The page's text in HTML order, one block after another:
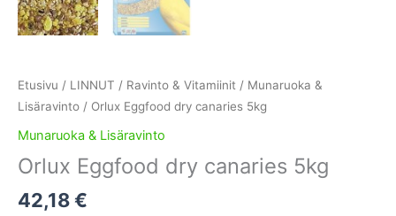
Etusivu / LINNUT / Ravinto & Vitamiinit / Munaruoka &
Lisäravinto / Orlux Eggfood dry canaries 5kg
Munaruoka & Lisäravinto
Orlux Eggfood dry canaries 5kg
42,18€